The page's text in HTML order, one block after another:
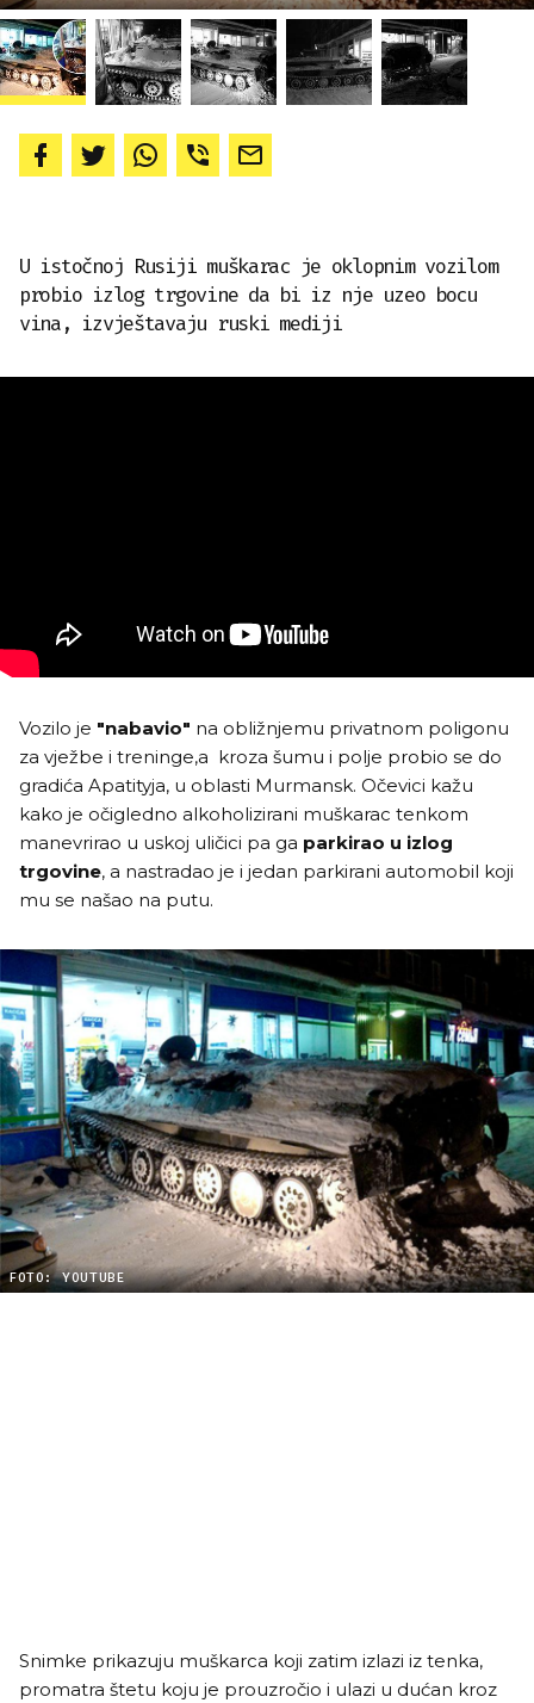
U istočnoj Rusiji muškarac je oklopnim vozilom
probio izlog trgovine da bi iz nje uzeo bocu
vina, izvještavaju ruski mediji
Vozilo je "nabavio" na obližnjemu privatnom poligonu
za vježbe i treninge,a kroza šumu i polje probio se do
gradića Apatityja, u oblasti Murmansk. Očevici kažu
kako je očigledno alkoholizirani muškarac tenkom
manevrirao u uskoj uličici pa ga parkirao u izlog
trgovine, a nastradao je i jedan parkirani automobil koji
mu se našao na putu.
FOTO: YOUTUBE
Snimke prikazuju muškarca koji zatim izlazi iz tenka,
promatra štetu koju je prouzročio i ulazi u dućan kroz